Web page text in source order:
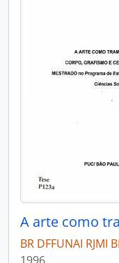
BR DFFUNAI RJMI